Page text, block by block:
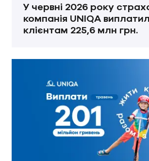
У червні 2026 року
компанія UNIQA
клієнтам 225,6 млн грн.